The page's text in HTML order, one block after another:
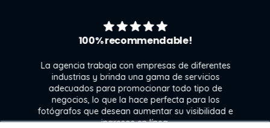
100% recommendable!
La agencia trabaja con empresas de diferentes
industrias y brinda una gama de servicios
adecuados para promocionar todo tipo de
negocios, lo que la hace perfecta para los
fotógrafos que desean aumentar su visibilidad e
ingresos en línea.